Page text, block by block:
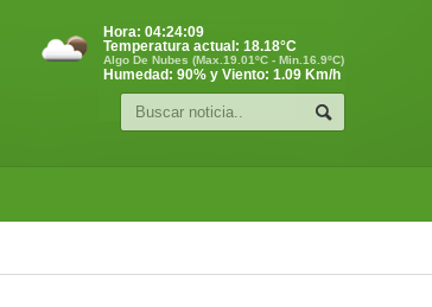
Hora: 04:24:09
Temperatura actual: 18.18°C
Algo De Nubes (Max.19.01ºC - Min.16.9ºC)
Humedad: 90% y Viento: 1.09 Km/h